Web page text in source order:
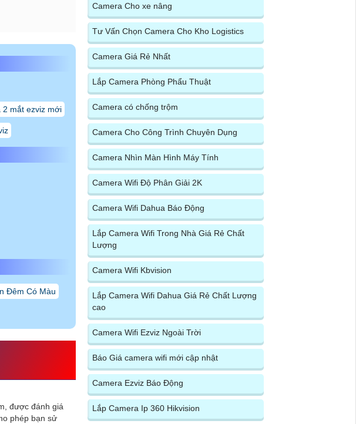
2 mắt ezviz mới
Đêm Có Màu
được đánh giá
phép bạn sử
Camera Cho xe nâng
Tư Vấn Chọn Camera Cho Kho Logistics
Camera Giá Rẻ Nhất
Lắp Camera Phòng Phẩu Thuật
Camera có chống trộm
Camera Cho Công Trình Chuyên Dụng
Camera Nhìn Màn Hình Máy Tính
Camera Wifi Độ Phân Giải 2K
Camera Wifi Dahua Báo Động
Lắp Camera Wifi Trong Nhà Giá Rẻ Chất
Lượng
Camera Wifi Kbvision
Lắp Camera Wifi Dahua Giá Rẻ Chất Lượng
cao
Camera Wifi Ezviz Ngoài Trời
Báo Giá camera wifi mới cập nhật
Camera Ezviz Báo Động
Lắp Camera Ip 360 Hikvision